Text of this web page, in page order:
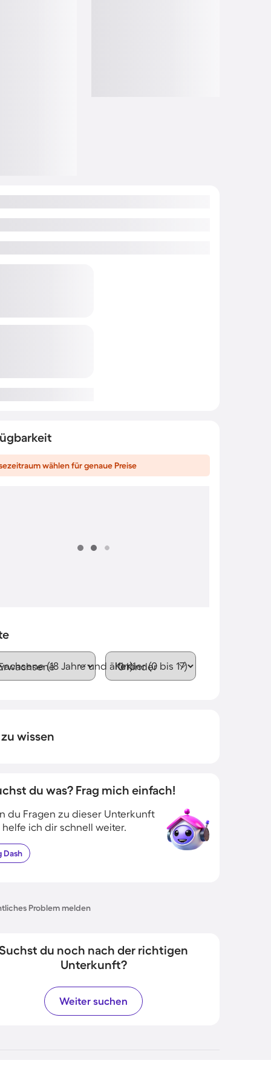
wählen für genaue Preise
(18 Jahre und älter)Kinder (0 bis 17)
wissen
du was? Frag mich einfach!
du Fragen zu dieser Unterkunft
helfe ich dir schnell weiter.
Dash
Problem melden
du noch nach der richtigen
Unterkunft?
Weiter suchen